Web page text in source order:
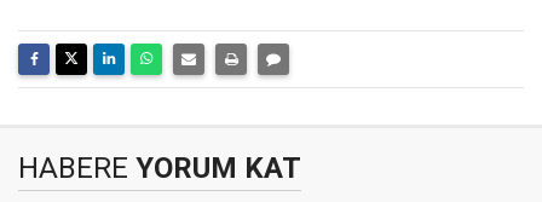
HABERE YORUM KAT